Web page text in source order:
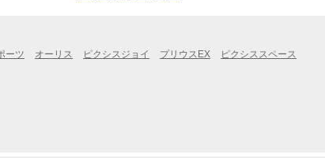
ーツ オーリス ピクシスジョイ プリウスEX ピクシススペース